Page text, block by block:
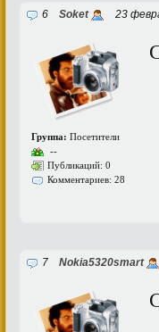
6 Soket 23
Группа: Посетители
--
Публикаций: 0
Комментариев: 28
7 Nokia5320smart